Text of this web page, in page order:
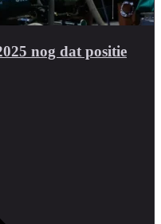
nog dat positie